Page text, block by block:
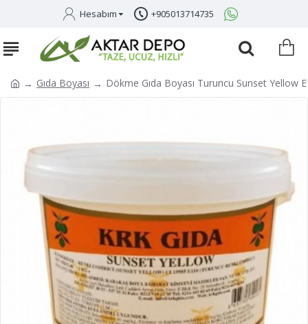
Hesabım +905013714735
Gıda Boyası Dökme Gıda Boyası Turuncu Sunset Yellow